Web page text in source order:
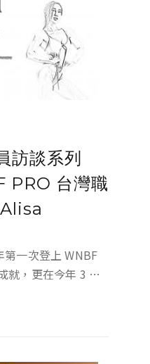
訪談系列
PRO 台灣職
就，更在今年 3 月
賽量級第 2 名。從